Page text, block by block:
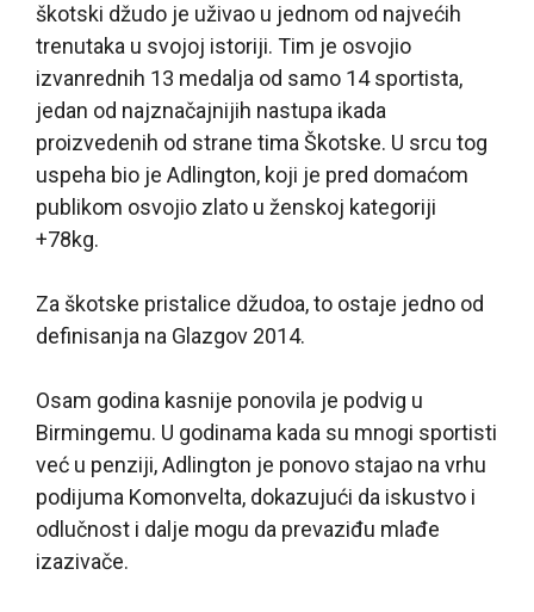
škotski džudo je uživao u jednom od najvećih
trenutaka u svojoj istoriji. Tim je osvojio
izvanrednih 13 medalja od samo 14 sportista,
jedan od najznačajnijih nastupa ikada
proizvedenih od strane tima Škotske. U srcu tog
uspeha bio je Adlington, koji je pred domaćom
publikom osvojio zlato u ženskoj kategoriji
+78kg.
Za škotske pristalice džudoa, to ostaje jedno od
definisanja na Glazgov 2014.
Osam godina kasnije ponovila je podvig u
Birmingemu. U godinama kada su mnogi sportisti
već u penziji, Adlington je ponovo stajao na vrhu
podijuma Komonvelta, dokazujući da iskustvo i
odlučnost i dalje mogu da prevaziđu mlađe
izazivače.